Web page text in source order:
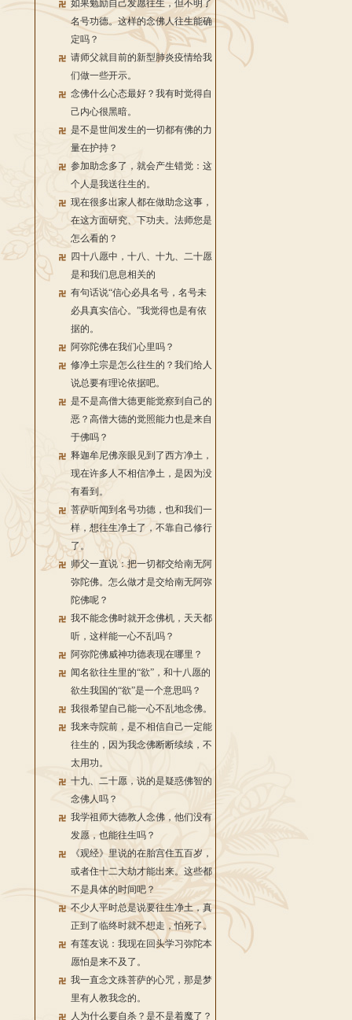
如果勉励自己发愿往生，但不明了
名号功德。这样的念佛人往生能确
定吗？
请师父就目前的新型肺炎疫情给我
们做一些开示。
念佛什么心态最好？我有时觉得自
己内心很黑暗。
是不是世间发生的一切都有佛的力
量在护持？
参加助念多了，就会产生错觉：这
个人是我送往生的。
现在很多出家人都在做助念这事，
在这方面研究、下功夫。法师您是
怎么看的？
四十八愿中，十八、十九、二十愿
是和我们息息相关的
有句话说“信心必具名号，名号未
必具真实信心。”我觉得也是有依
据的。
阿弥陀佛在我们心里吗？
修净土宗是怎么往生的？我们给人
说总要有理论依据吧。
是不是高僧大德更能觉察到自己的
恶？高僧大德的觉照能力也是来自
于佛吗？
释迦牟尼佛亲眼见到了西方净土，
现在许多人不相信净土，是因为没
有看到。
菩萨听闻到名号功德，也和我们一
样，想往生净土了，不靠自己修行
了。
师父一直说：把一切都交给南无阿
弥陀佛。怎么做才是交给南无阿弥
陀佛呢？
我不能念佛时就开念佛机，天天都
听，这样能一心不乱吗？
阿弥陀佛威神功德表现在哪里？
闻名欲往生里的“欲”，和十八愿的
欲生我国的“欲”是一个意思吗？
我很希望自己能一心不乱地念佛。
我来寺院前，是不相信自己一定能
往生的，因为我念佛断断续续，不
太用功。
十九、二十愿，说的是疑惑佛智的
念佛人吗？
我学祖师大德教人念佛，他们没有
发愿，也能往生吗？
《观经》里说的在胎宫住五百岁，
或者住十二大劫才能出来。这些都
不是具体的时间吧？
不少人平时总是说要往生净土，真
正到了临终时就不想走，怕死了。
有莲友说：我现在回头学习弥陀本
愿怕是来不及了。
我一直念文殊菩萨的心咒，那是梦
里有人教我念的。
人为什么要自杀？是不是着魔了？